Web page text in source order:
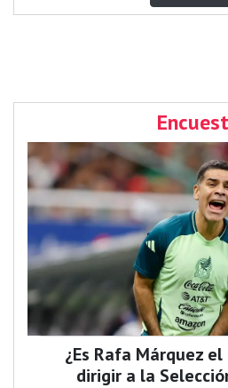
¿Es Rafa Márquez
dirigir a la